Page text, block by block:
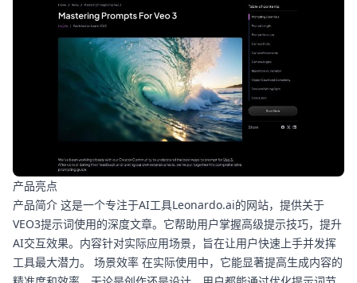
产品亮点
产品简介 这是一个专注于AI工具Leonardo.ai的网站，提供关于
VEO3提示词使用的深度文章。它帮助用户掌握高级提示技巧，提升
AI交互效果。内容针对实际应用场景，旨在让用户快速上手并发挥
工具最大潜力。 场景效率 在实际使用中，它能显著提高生成内容的